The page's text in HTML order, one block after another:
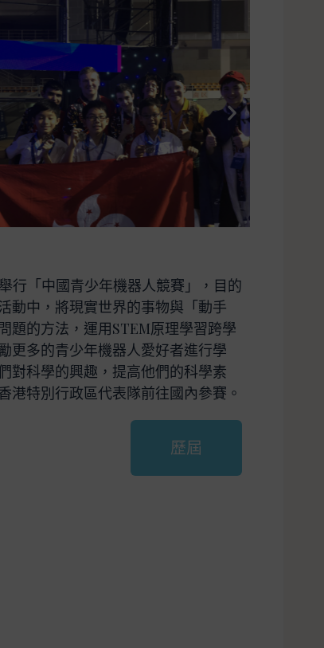
行「中國青少年機器人競賽」，目的
動中，將現實世界的事物與「動手
題的方法，運用STEM原理學習跨學
更多的青少年機器人愛好者進行學
對科學的興趣，提高他們的科學素
港特別行政區代表隊前往國內參賽。
歷屆